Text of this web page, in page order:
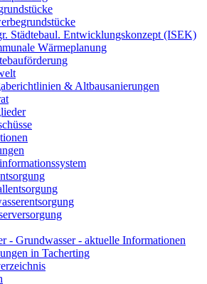
Städtebaul. Entwicklungskonzept (ISEK)
Wärmeplanung
& Altbausanierungen
- Grundwasser - aktuelle Informationen
in Tacherting